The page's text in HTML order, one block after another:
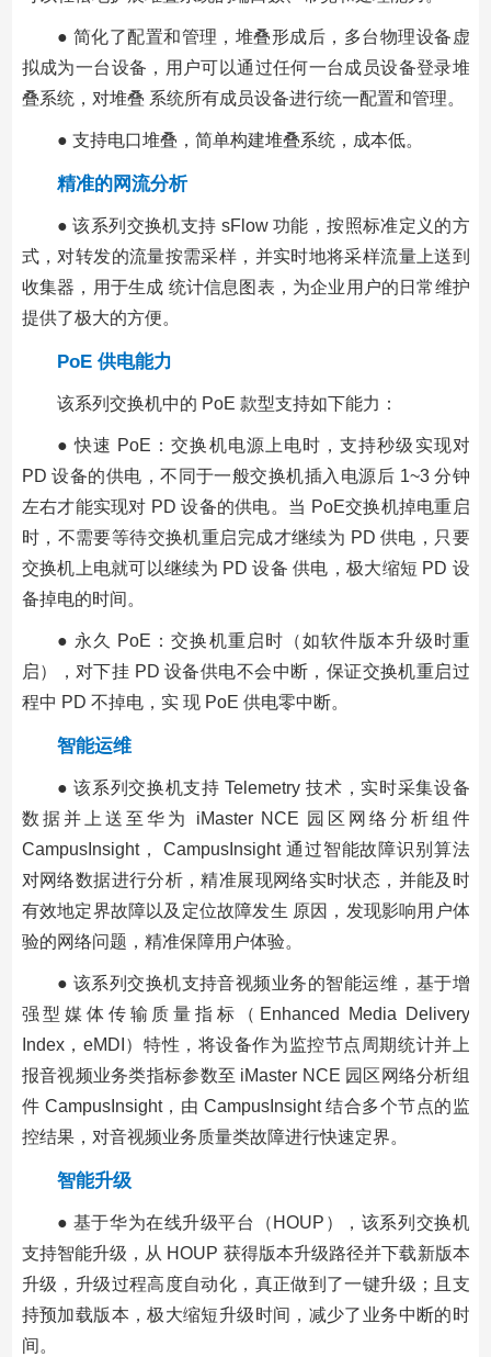
● 简化了配置和管理，堆叠形成后，多台物理设备虚
拟成为一台设备，用户可以通过任何一台成员设备登录堆
叠系统，对堆叠 系统所有成员设备进行统一配置和管理。
● 支持电口堆叠，简单构建堆叠系统，成本低。
精准的网流分析
● 该系列交换机支持 sFlow 功能，按照标准定义的方
式，对转发的流量按需采样，并实时地将采样流量上送到
收集器，用于生成 统计信息图表，为企业用户的日常维护
提供了极大的方便。
PoE 供电能力
该系列交换机中的 PoE 款型支持如下能力：
● 快速 PoE：交换机电源上电时，支持秒级实现对
PD 设备的供电，不同于一般交换机插入电源后 1~3 分钟
左右才能实现对 PD 设备的供电。当 PoE交换机掉电重启
时，不需要等待交换机重启完成才继续为 PD 供电，只要
交换机上电就可以继续为 PD 设备 供电，极大缩短 PD 设
备掉电的时间。
● 永久 PoE：交换机重启时（如软件版本升级时重
启），对下挂 PD 设备供电不会中断，保证交换机重启过
程中 PD 不掉电，实 现 PoE 供电零中断。
智能运维
● 该系列交换机支持 Telemetry 技术，实时采集设备
数据并上送至华为 iMaster NCE 园区网络分析组件
CampusInsight， CampusInsight 通过智能故障识别算法
对网络数据进行分析，精准展现网络实时状态，并能及时
有效地定界故障以及定位故障发生 原因，发现影响用户体
验的网络问题，精准保障用户体验。
● 该系列交换机支持音视频业务的智能运维，基于增
强型媒体传输质量指标（Enhanced Media Delivery
Index，eMDI）特性，将设备作为监控节点周期统计并上
报音视频业务类指标参数至 iMaster NCE 园区网络分析组
件 CampusInsight，由 CampusInsight 结合多个节点的监
控结果，对音视频业务质量类故障进行快速定界。
智能升级
● 基于华为在线升级平台（HOUP），该系列交换机
支持智能升级，从 HOUP 获得版本升级路径并下载新版本
升级，升级过程高度自动化，真正做到了一键升级；且支
持预加载版本，极大缩短升级时间，减少了业务中断的时
间。